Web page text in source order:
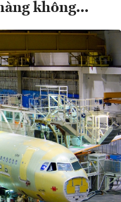
không...